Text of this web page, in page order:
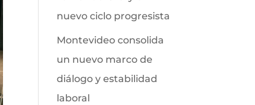
nuevo ciclo progresista
Montevideo consolida
un nuevo marco de
diálogo y estabilidad
laboral